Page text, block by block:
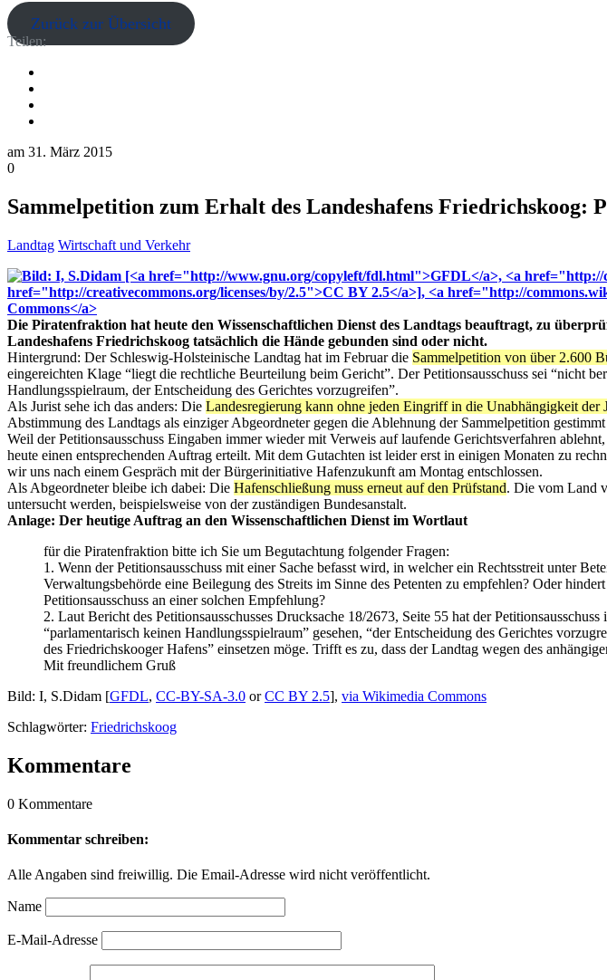
Zurück zur Übersicht
Teilen:
am 31. März 2015
0
Sammelpetition zum Erhalt des Landeshafens Friedrichskoog:
Landtag Wirtschaft und Verkehr
Die Piratenfraktion hat heute den Wissenschaftlichen Dienst des Landtags beauftragt, zu
Landeshafens Friedrichskoog tatsächlich die Hände gebunden sind oder nicht.
Hintergrund: Der Schleswig-Holsteinische Landtag hat im Februar die Sammelpetition von über 2.600
eingereichten Klage “liegt die rechtliche Beurteilung beim Gericht”. Der Petitionsausschuss sei “nicht
Handlungsspielraum, der Entscheidung des Gerichtes vorzugreifen”.
Als Jurist sehe ich das anders: Die Landesregierung kann ohne jeden Eingriff in die Unabhängigkeit
Abstimmung des Landtags als einziger Abgeordneter gegen die Ablehnung der Sammelpetition
Weil der Petitionsausschuss Eingaben immer wieder mit Verweis auf laufende Gerichtsverfahren ablehnt,
heute einen entsprechenden Auftrag erteilt. Mit dem Gutachten ist leider erst in einigen Monaten zu
wir uns nach einem Gespräch mit der Bürgerinitiative Hafenzukunft am Montag entschlossen.
Als Abgeordneter bleibe ich dabei: Die Hafenschließung muss erneut auf den Prüfstand. Die vom Land
untersucht werden, beispielsweise von der zuständigen Bundesanstalt.
Anlage: Der heutige Auftrag an den Wissenschaftlichen Dienst im Wortlaut
für die Piratenfraktion bitte ich Sie um Begutachtung folgender Fragen:
1. Wenn der Petitionsausschuss mit einer Sache befasst wird, in welcher ein Rechtsstreit unter
Verwaltungsbehörde eine Beilegung des Streits im Sinne des Petenten zu empfehlen? Oder
Petitionsausschuss an einer solchen Empfehlung?
2. Laut Bericht des Petitionsausschusses Drucksache 18/2673, Seite 55 hat der
“parlamentarisch keinen Handlungsspielraum” gesehen, “der Entscheidung des Gerichtes
des Friedrichskooger Hafens” einsetzen möge. Trifft es zu, dass der Landtag wegen des
Mit freundlichem Gruß
Bild: I, S.Didam [GFDL, CC-BY-SA-3.0 orCC BY 2.5], via Wikimedia Commons
Schlagwörter: Friedrichskoog
Kommentare
0 Kommentare
Kommentar schreiben:
Alle Angaben sind freiwillig. Die Email-Adresse wird nicht veröffentlicht.
Name
E-Mail-Adresse